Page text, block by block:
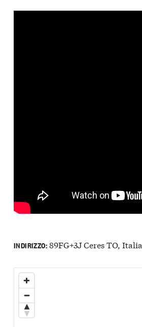
INDIRIZZO:89FG+3J Ceres TO, Italia